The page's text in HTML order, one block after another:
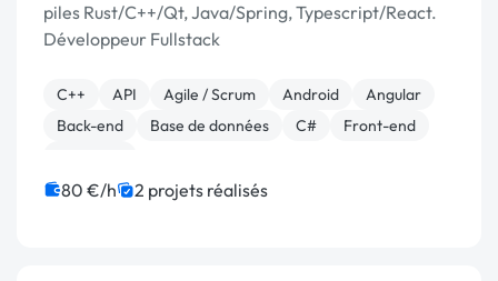
piles Rust/C++/Qt, Java/Spring, Typescript/React.
Développeur Fullstack
C++ API Agile / Scrum Android
Angular
Back-end
Base de données C#
Front-end
80 €/h 2 projets réalisés